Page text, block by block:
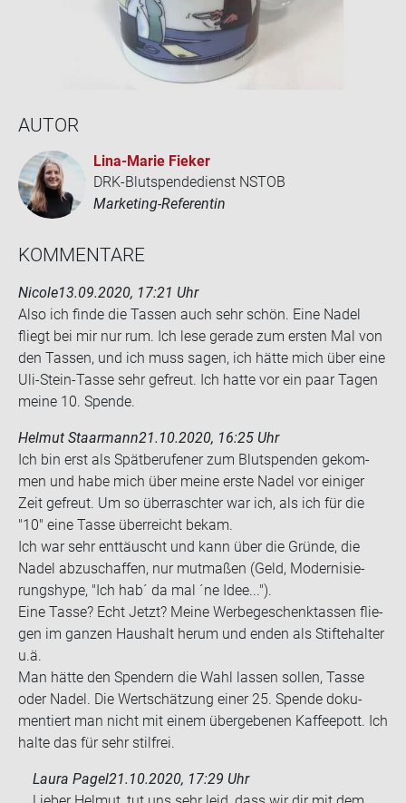
AUTOR
Lina-​Marie Fie­ker
DRK-Blutspendedienst NSTOB
Marketing-Referentin
KOM­MEN­TA­RE
Nicole13.09.2020, 17:21 Uhr
Also ich finde die Tas­sen auch sehr schön. Eine Nadel
fliegt bei mir nur rum. Ich lese ge­ra­de zum ers­ten Mal von
den Tas­sen, und ich muss sagen, ich hätte mich über eine
Uli-​Stein-Tasse sehr ge­freut. Ich hatte vor ein paar Tagen
meine 10. Spen­de.
Helmut Staarmann21.10.2020, 16:25 Uhr
Ich bin erst als Spät­be­ru­fe­ner zum Blut­spen­den ge­kom­
men und habe mich über meine erste Nadel vor ei­ni­ger
Zeit ge­freut. Um so über­rasch­ter war ich, als ich für die
"10" eine Tasse über­reicht bekam.
Ich war sehr ent­täuscht und kann über die Grün­de, die
Nadel ab­zu­schaf­fen, nur mut­ma­ßen (Geld, Mo­der­ni­sie­
rungs­hype, "Ich hab´ da mal ´ne Idee...").
Eine Tasse? Echt Jetzt? Meine Wer­be­ge­schenk­tas­sen flie­
gen im gan­zen Haus­halt herum und enden als Stifte­hal­ter
u.ä.
Man hätte den Spen­dern die Wahl las­sen sol­len, Tasse
oder Nadel. Die Wert­schät­zung einer 25. Spen­de do­ku­
men­tiert man nicht mit einem über­ge­be­nen Kaf­fee­pott. Ich
halte das für sehr stilfrei.
Laura Pagel21.10.2020, 17:29 Uhr